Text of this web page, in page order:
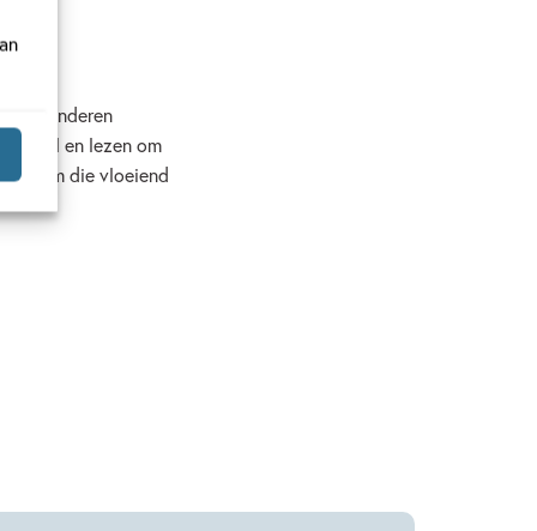
bij kinderen
rol en lezen om
vorm die vloeiend